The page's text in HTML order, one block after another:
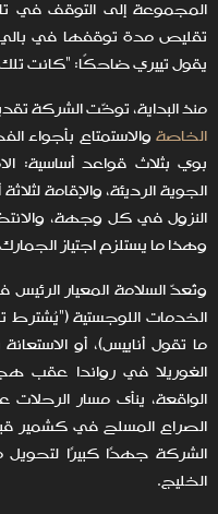
المجموعة إلى التوقف في
تقليص مدة توقفها في
يقول تييري ضاحكًا: "كانت
منذ البداية، توخّت الشركة
الخاصة والاستمتاع بأجواء
بوي بثلاث قواعد أساسية:
الجوية الرديئة، والإقامة
النزول في كل وجهة،
وهذا ما يستلزم اجتياز
وتُعدّ السلامة المعيار
الخدمات اللوجستية ("يُشترط
ما تقول أناييس)، أو
الغوريلا في رواندا عقب
الواقعة، ينأى مسار
الصراع المسلح في كشمير
الشركة جهدًا كبيرًا
الخليج.